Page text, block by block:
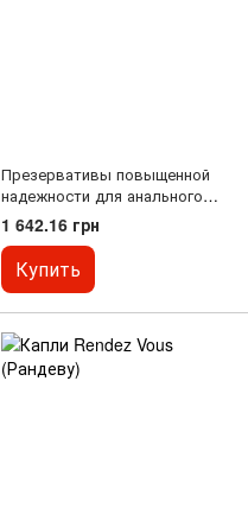
Презервативы повыщенной
надежности для анального
секса Secura - Extra Safe,
№100
1 642.16 грн
Купить